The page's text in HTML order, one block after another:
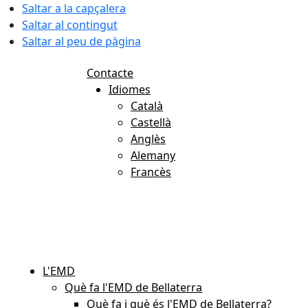
Saltar a la capçalera
Saltar al contingut
Saltar al peu de pàgina
Contacte
Idiomes
Català
Castellà
Anglès
Alemany
Francès
L'EMD
Què fa l'EMD de Bellaterra
Què fa i què és l'EMD de Bellaterra?